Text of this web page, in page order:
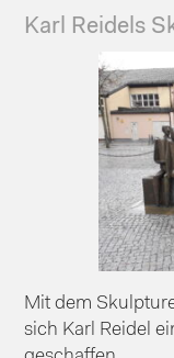
Karl Reidels
Mit dem
sich Karl Reidel